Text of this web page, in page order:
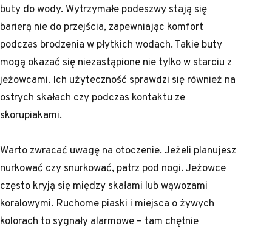
buty do wody. Wytrzymałe podeszwy stają się
barierą nie do przejścia, zapewniając komfort
podczas brodzenia w płytkich wodach. Takie buty
mogą okazać się niezastąpione nie tylko w starciu z
jeżowcami. Ich użyteczność sprawdzi się również na
ostrych skałach czy podczas kontaktu ze
skorupiakami.
Warto zwracać uwagę na otoczenie. Jeżeli planujesz
nurkować czy snurkować, patrz pod nogi. Jeżowce
często kryją się między skałami lub wąwozami
koralowymi. Ruchome piaski i miejsca o żywych
kolorach to sygnały alarmowe – tam chętnie